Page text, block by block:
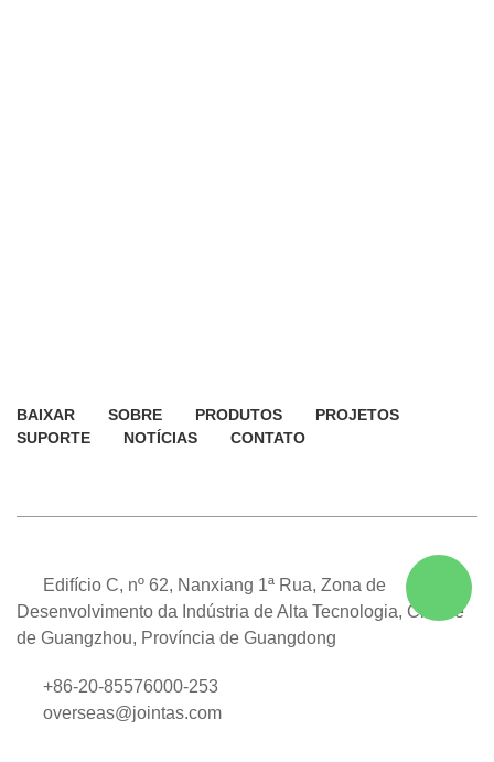
BAIXAR SOBRE PRODUTOS
PROJETOS
SUPORTE
NOTÍCIAS CONTATO
Edifício C, nº 62, Nanxiang 1ª Rua, Zona de
Desenvolvimento da Indústria de Alta Tecnologia, Cidade
de Guangzhou, Província de Guangdong
+86-20-85576000-253
overseas@jointas.com